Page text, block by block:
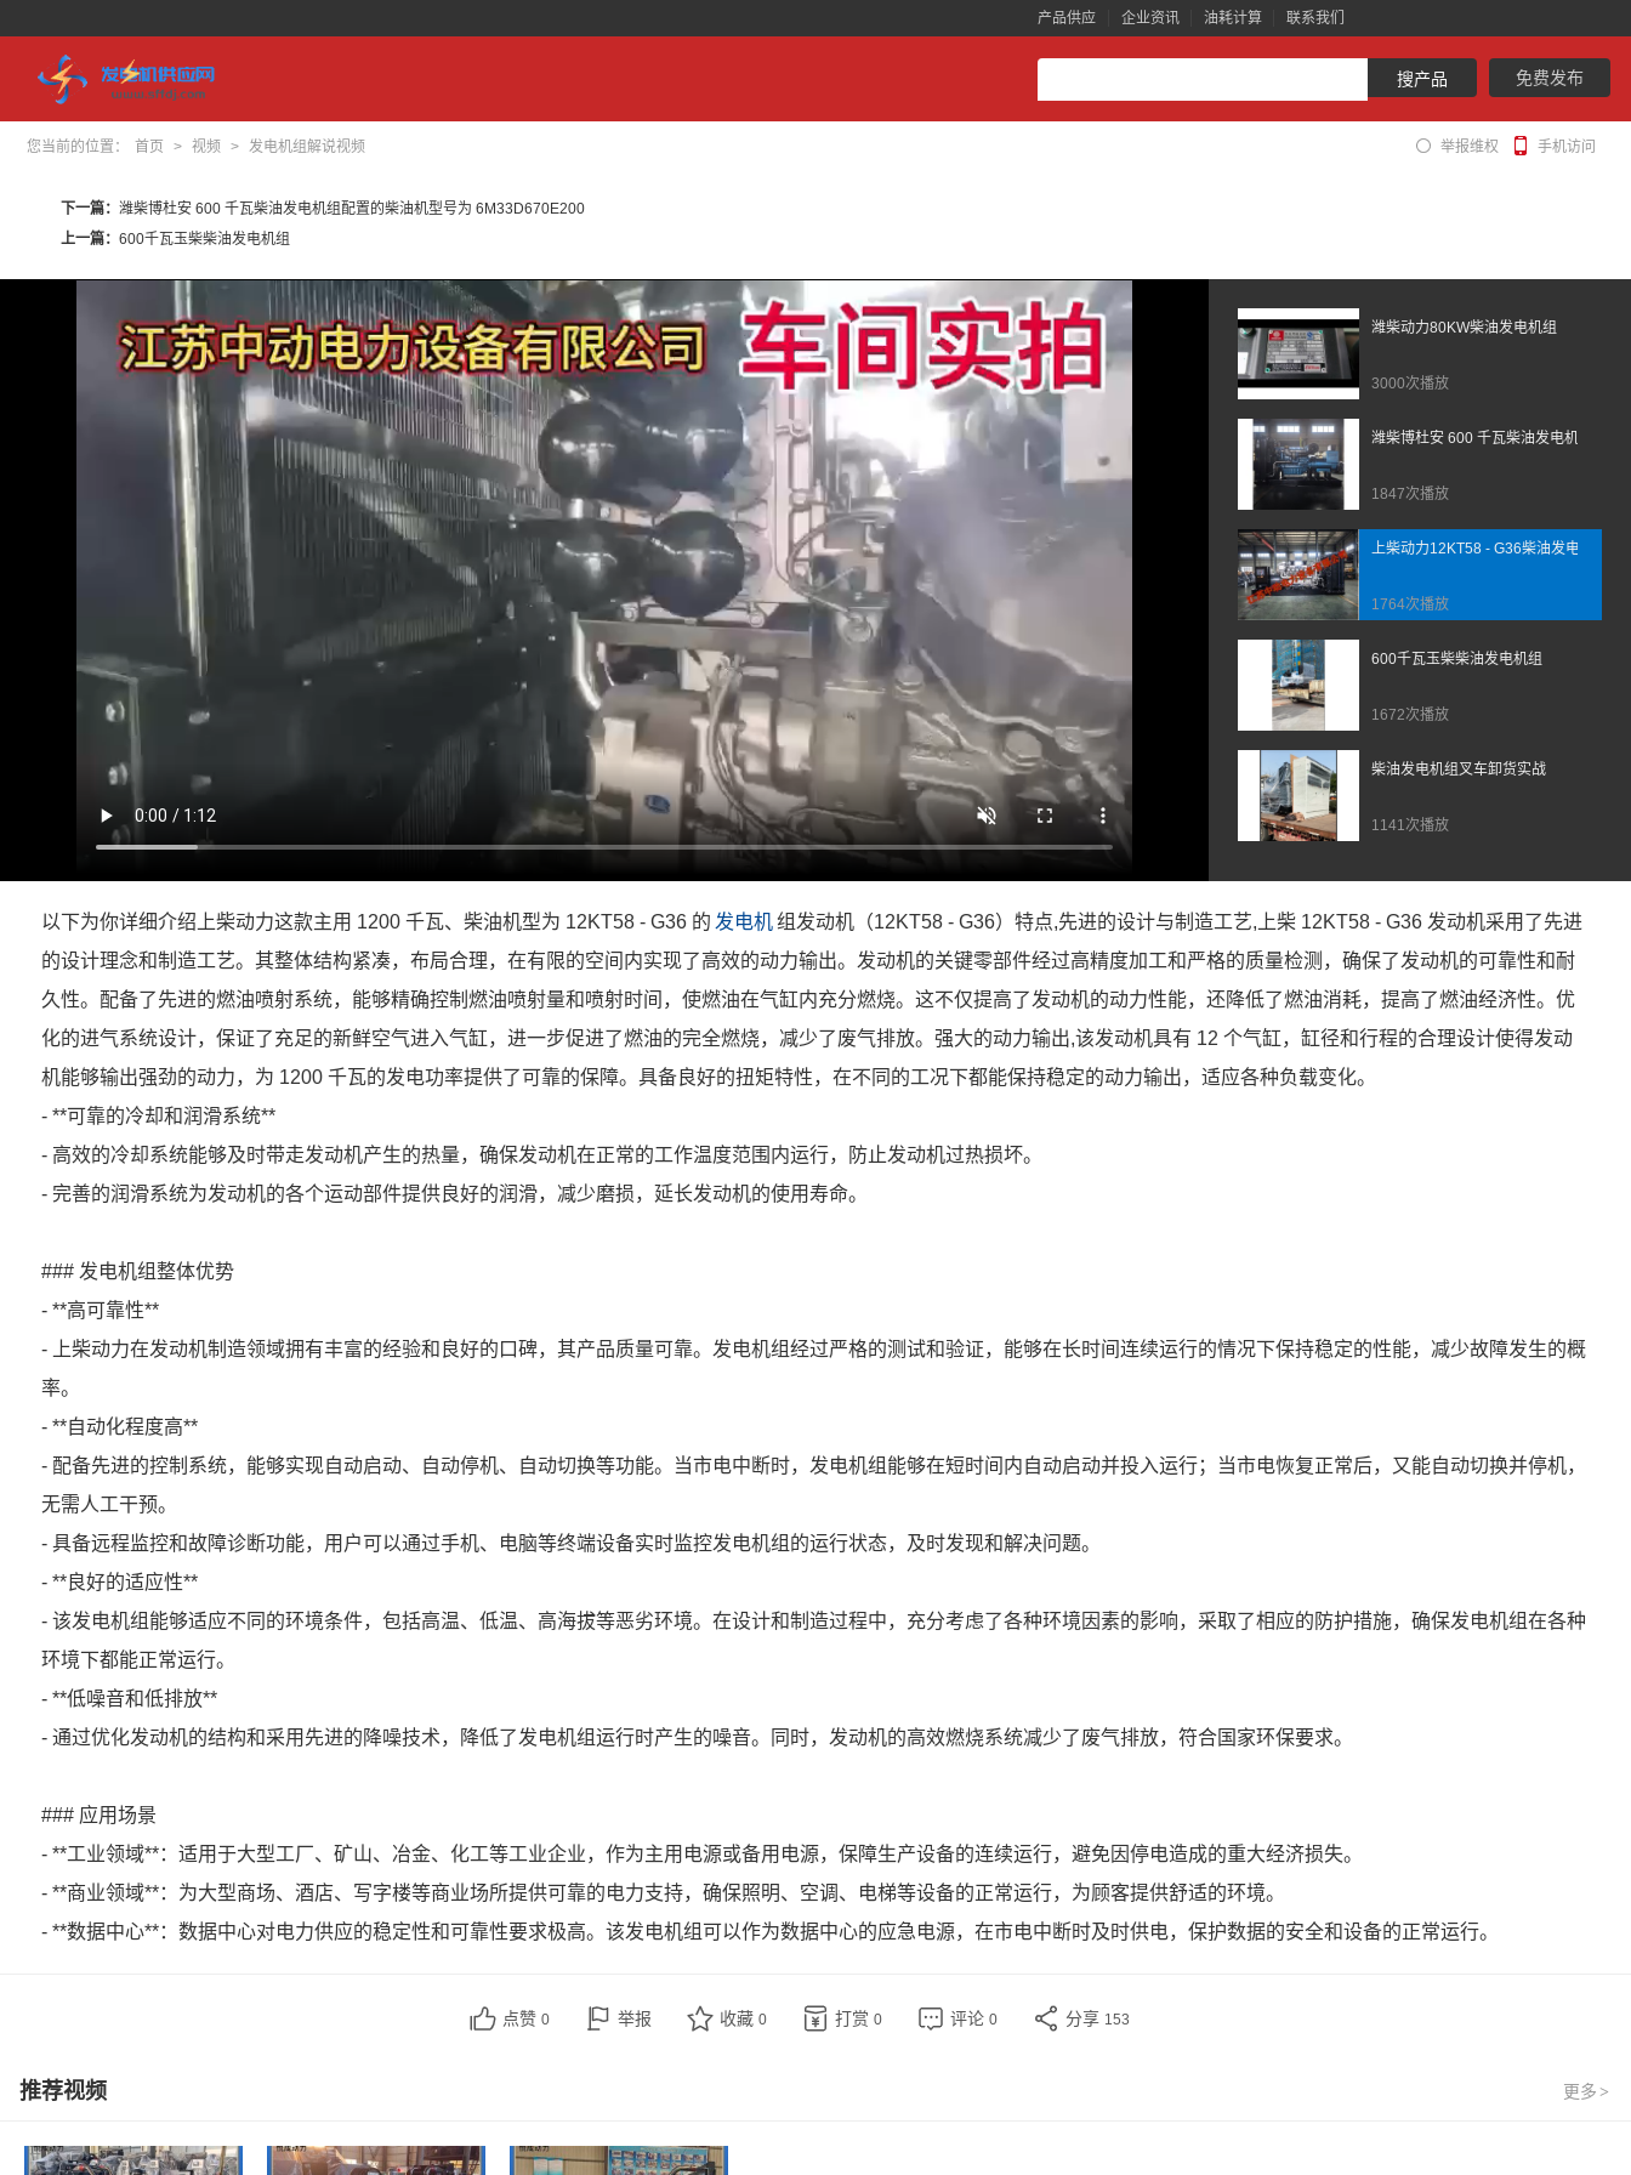
产品供应 企业资讯 油耗计算 联系我们
搜产品 免费发布
您当前的位置： 首页 > 视频 > 发电机组解说视频 手机访问
举报维权
下一篇： 潍柴博杜安 600 千瓦柴油发电机组配置的柴油机型号为 6M33D670E200
上一篇： 600千瓦玉柴柴油发电机组
潍柴动力80KW柴油发电机组
3000次播放
潍柴博杜安 600 千瓦柴油发电机组配
1847次播放
上柴动力12KT58 - G36柴油发电机组
1764次播放
600千瓦玉柴柴油发电机组
1672次播放
柴油发电机组叉车卸货实战
1141次播放
以下为你详细介绍上柴动力这款主用 1200 千瓦、柴油机型为 12KT58 - G36 的 发电机组发动机（12KT58 - G36）特点,先进的设计与制造工艺,上柴 12KT58 - G36 发动机采用了先进
的设计理念和制造工艺。其整体结构紧凑，布局合理，在有限的空间内实现了高效的动力输出。发动机的关键零部件经过高精度加工和严格的质量检测，确保了发动机的可靠性和耐
久性。配备了先进的燃油喷射系统，能够精确控制燃油喷射量和喷射时间，使燃油在气缸内充分燃烧。这不仅提高了发动机的动力性能，还降低了燃油消耗，提高了燃油经济性。优
化的进气系统设计，保证了充足的新鲜空气进入气缸，进一步促进了燃油的完全燃烧，减少了废气排放。强大的动力输出,该发动机具有 12 个气缸，缸径和行程的合理设计使得发动
机能够输出强劲的动力，为 1200 千瓦的发电功率提供了可靠的保障。具备良好的扭矩特性，在不同的工况下都能保持稳定的动力输出，适应各种负载变化。
- **可靠的冷却和润滑系统**
- 高效的冷却系统能够及时带走发动机产生的热量，确保发动机在正常的工作温度范围内运行，防止发动机过热损坏。
- 完善的润滑系统为发动机的各个运动部件提供良好的润滑，减少磨损，延长发动机的使用寿命。
### 发电机组整体优势
- **高可靠性**
- 上柴动力在发动机制造领域拥有丰富的经验和良好的口碑，其产品质量可靠。发电机组经过严格的测试和验证，能够在长时间连续运行的情况下保持稳定的性能，减少故障发生的概
率。
- **自动化程度高**
- 配备先进的控制系统，能够实现自动启动、自动停机、自动切换等功能。当市电中断时，发电机组能够在短时间内自动启动并投入运行；当市电恢复正常后，又能自动切换并停机，
无需人工干预。
- 具备远程监控和故障诊断功能，用户可以通过手机、电脑等终端设备实时监控发电机组的运行状态，及时发现和解决问题。
- **良好的适应性**
- 该发电机组能够适应不同的环境条件，包括高温、低温、高海拔等恶劣环境。在设计和制造过程中，充分考虑了各种环境因素的影响，采取了相应的防护措施，确保发电机组在各种
环境下都能正常运行。
- **低噪音和低排放**
- 通过优化发动机的结构和采用先进的降噪技术，降低了发电机组运行时产生的噪音。同时，发动机的高效燃烧系统减少了废气排放，符合国家环保要求。
### 应用场景
- **工业领域**：适用于大型工厂、矿山、冶金、化工等工业企业，作为主用电源或备用电源，保障生产设备的连续运行，避免因停电造成的重大经济损失。
- **商业领域**：为大型商场、酒店、写字楼等商业场所提供可靠的电力支持，确保照明、空调、电梯等设备的正常运行，为顾客提供舒适的环境。
- **数据中心**：数据中心对电力供应的稳定性和可靠性要求极高。该发电机组可以作为数据中心的应急电源，在市电中断时及时供电，保护数据的安全和设备的正常运行。
点赞 0 举报 收藏 0 打赏 0 评论 0 分享 153
更多 >
推荐视频